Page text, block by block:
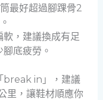
最好超過腳踝骨2
，建議換成有足
底疲勞。
break in」，建議
里，讓鞋材順應你